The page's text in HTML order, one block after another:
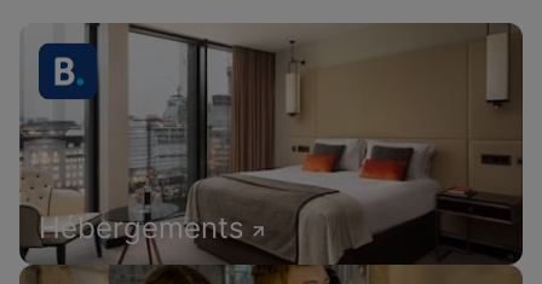
Hébergements